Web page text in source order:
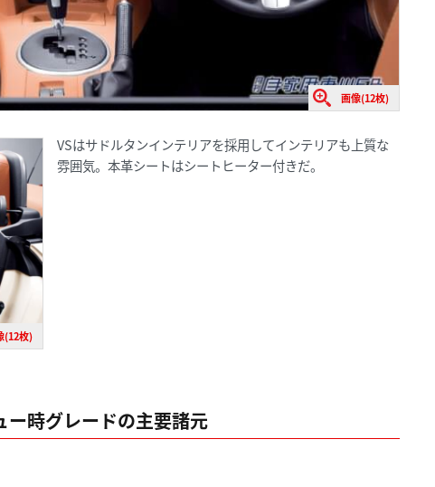
画像(12枚)
(12枚)
VSはサドルタンインテリアを採用してインテリアも上質な
雰囲気。本革シートはシートヒーター付きだ。
時グレードの主要諸元